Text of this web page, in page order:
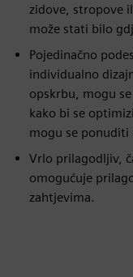
zidove, stropove
može stati bilo
Pojedinačno
individualno
opskrbu, mogu
kako bi se
mogu se ponuditi
Vrlo prilagodljiv,
omogućuje
zahtjevima.